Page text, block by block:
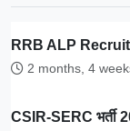
RRB ALP
2 months, 4
CSIR-SERC भर्ती